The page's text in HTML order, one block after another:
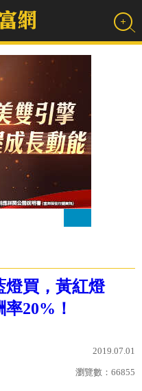
燈買，黃紅燈
20%！
2019.07.01
瀏覽數： 66855